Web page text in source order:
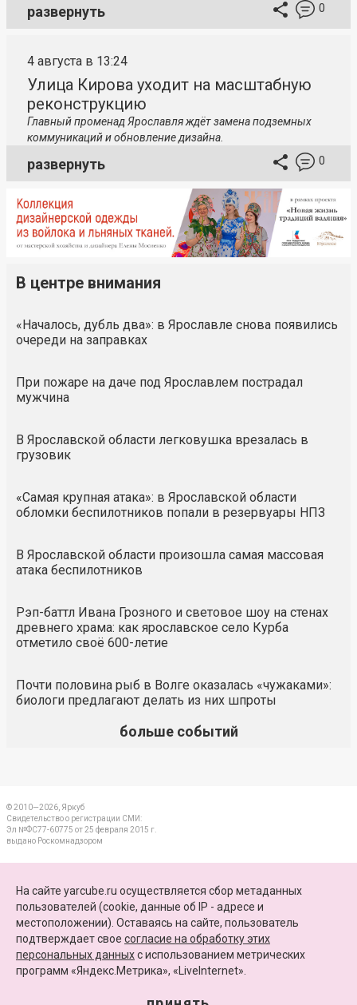
развернуть 0
4 августа в 13:24
Улица Кирова уходит на масштабную
реконструкцию
Главный променад Ярославля ждёт замена подземных
коммуникаций и обновление дизайна.
развернуть 0
В центре внимания
«Началось, дубль два»: в Ярославле снова появились
очереди на заправках
При пожаре на даче под Ярославлем пострадал
мужчина
В Ярославской области легковушка врезалась в
грузовик
«Самая крупная атака»: в Ярославской области
обломки беспилотников попали в резервуары НПЗ
В Ярославской области произошла самая массовая
атака беспилотников
Рэп-баттл Ивана Грозного и световое шоу на стенах
древнего храма: как ярославское село Курба
отметило своё 600-летие
Почти половина рыб в Волге оказалась «чужаками»:
биологи предлагают делать из них шпроты
больше событий
© 2010—2026, Яркуб
Свидетельство о регистрации СМИ:
Эл №ФС77-60775 от 25 февраля 2015 г.
выдано Роскомнадзором
ПАРТНЕРЫ
КАРТА САЙТА
+7 (4852) 64-15-52
На сайте yarcube.ru осуществляется сбор метаданных
пользователей (cookie, данные об IP - адресе и
местоположении). Оставаясь на сайте, пользователь
подтверждает свое согласие на обработку этих
персональных данныхc использованием метрических
программ «Яндекс.Метрика», «LiveInternet».